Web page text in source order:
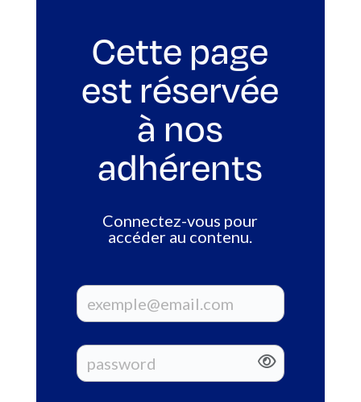
Cette page
est réservée
à nos
adhérents
Connectez-vous pour
accéder au contenu.